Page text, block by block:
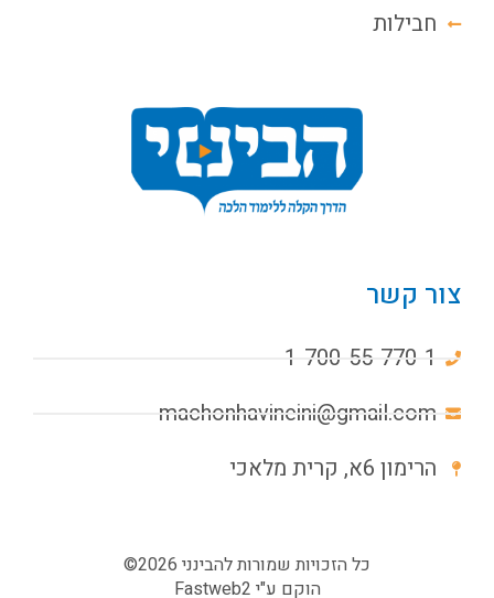
חבילות
צור קשר
1-700-55-770-1
machonhavineini@gmail.com
הרימון 6א, קרית מלאכי
כל הזכויות שמורות להבינני 2026©
הוקם ע"י Fastweb2